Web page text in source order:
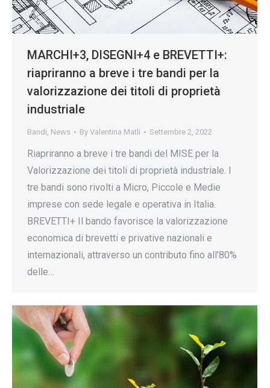
MARCHI+3, DISEGNI+4 e BREVETTI+:
riapriranno a breve i tre bandi per la
valorizzazione dei titoli di proprietà
industriale
Bandi, News By Valentina Matli Settembre 2, 2022
Riapriranno a breve i tre bandi del MISE per la
Valorizzazione dei titoli di proprietà industriale. I
tre bandi sono rivolti a Micro, Piccole e Medie
imprese con sede legale e operativa in Italia.
BREVETTI+ Il bando favorisce la valorizzazione
economica di brevetti e privative nazionali e
internazionali, attraverso un contributo fino all’80%
delle…